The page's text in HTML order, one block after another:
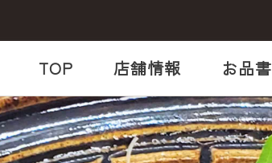
TOP 店舗情報 お品